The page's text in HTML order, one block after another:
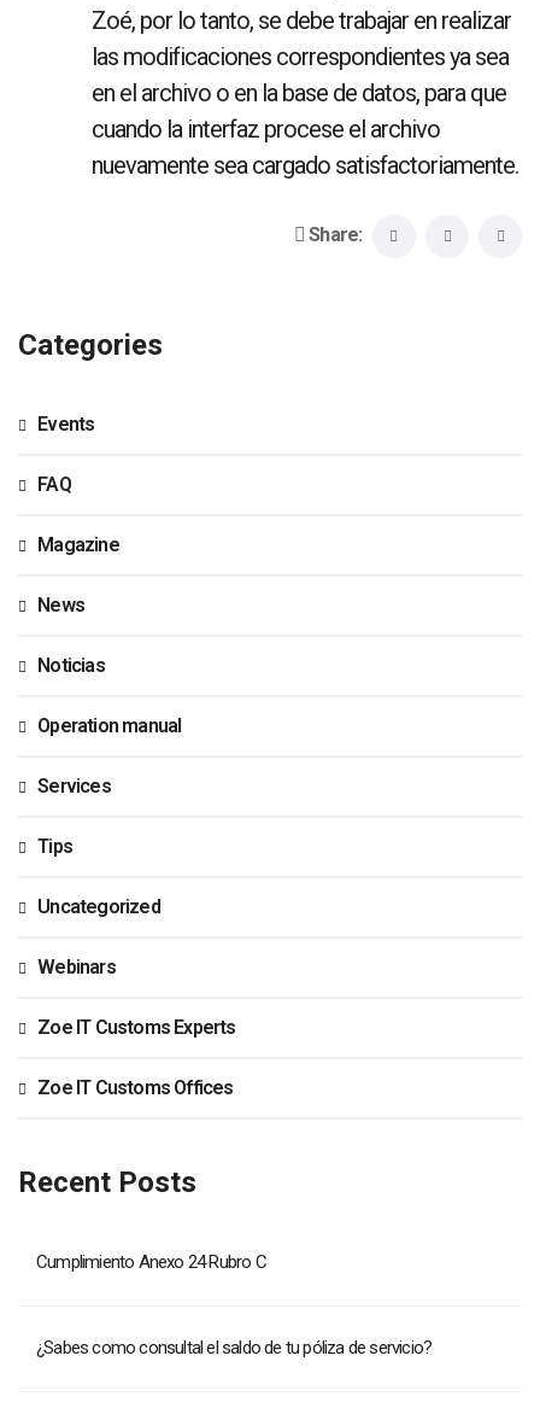
Zoé, por lo tanto, se debe trabajar en realizar
las modificaciones correspondientes ya sea
en el archivo o en la base de datos, para que
cuando la interfaz procese el archivo
nuevamente sea cargado satisfactoriamente.
Share:
Categories
Events
FAQ
Magazine
News
Noticias
Operation manual
Services
Tips
Uncategorized
Webinars
Zoe IT Customs Experts
Zoe IT Customs Offices
Recent Posts
Cumplimiento Anexo 24 Rubro C
¿Sabes como consultal el saldo de tu póliza de servicio?